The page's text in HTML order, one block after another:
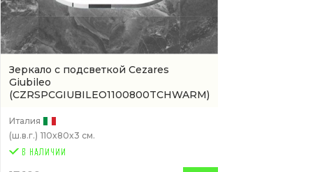
Зеркало с подсветкой Cezares
Giubileo
(CZRSPCGIUBILEO1100800TCHWARM)
Италия
(ш.в.г.) 110x80x3 см.